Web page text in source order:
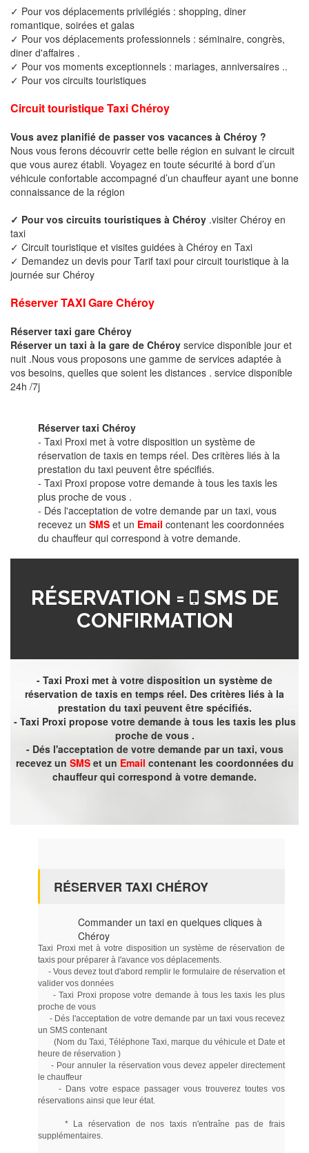
✓ Pour vos déplacements privilégiés : shopping, diner
romantique, soirées et galas
✓ Pour vos déplacements professionnels : séminaire, congrès,
diner d'affaires .
✓ Pour vos moments exceptionnels : mariages, anniversaires ..
✓ Pour vos circuits touristiques
Circuit touristique Taxi Chéroy
Vous avez planifié de passer vos vacances à Chéroy ?
Nous vous ferons découvrir cette belle région en suivant le circuit
que vous aurez établi. Voyagez en toute sécurité à bord d’un
véhicule confortable accompagné d’un chauffeur ayant une bonne
connaissance de la région
✓ Pour vos circuits touristiques à Chéroy .visiter Chéroy en
taxi
✓ Circuit touristique et visites guidées à Chéroy en Taxi
✓ Demandez un devis pour Tarif taxi pour circuit touristique à la
journée sur Chéroy
Réserver TAXI Gare Chéroy
Réserver taxi gare Chéroy
Réserver un taxi à la gare de Chéroy service disponible jour et
nuit .Nous vous proposons une gamme de services adaptée à
vos besoins, quelles que soient les distances . service disponible
24h /7j
Réserver taxi Chéroy
- Taxi Proxi met à votre disposition un système de
réservation de taxis en temps réel. Des critères liés à la
prestation du taxi peuvent être spécifiés.
- Taxi Proxi propose votre demande à tous les taxis les
plus proche de vous .
- Dés l'acceptation de votre demande par un taxi, vous
recevez un SMS et un Email contenant les coordonnées
du chauffeur qui correspond à votre demande.
RÉSERVATION =
SMS DE
CONFIRMATION
- Taxi Proxi met à votre disposition un système de
réservation de taxis en temps réel. Des critères liés à la
prestation du taxi peuvent être spécifiés.
- Taxi Proxi propose votre demande à tous les taxis les plus
proche de vous .
- Dés l'acceptation de votre demande par un taxi, vous
recevez un SMSet un Email contenant les coordonnées du
chauffeur qui correspond à votre demande.
RÉSERVER TAXI CHÉROY
Commander un taxi en quelques cliques à
Chéroy
Taxi Proxi met à votre disposition un système de réservation de
taxis pour préparer à l'avance vos déplacements.
- Vous devez tout d'abord remplir le formulaire de réservation et
valider vos données
- Taxi Proxi propose votre demande à tous les taxis les plus
proche de vous
- Dés l'acceptation de votre demande par un taxi vous recevez
un SMS contenant
(Nom du Taxi, Téléphone Taxi, marque du véhicule et Date et
heure de réservation )
- Pour annuler la réservation vous devez appeler directement
le chauffeur
- Dans votre espace passager vous trouverez toutes vos
réservations ainsi que leur état.
* La réservation de nos taxis n'entraîne pas de frais
supplémentaires.